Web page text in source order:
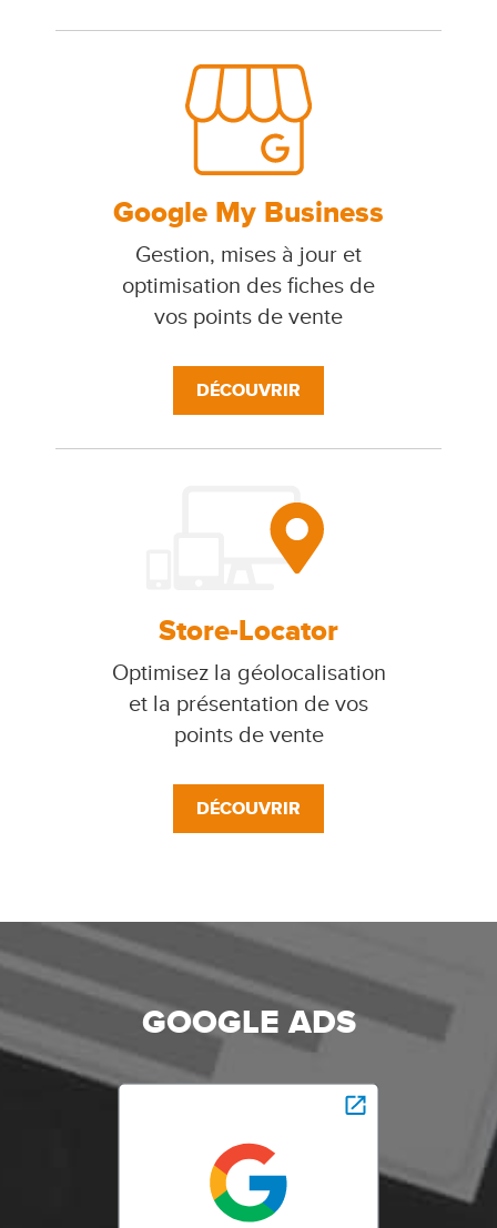
Google My Business
Gestion, mises à jour et
optimisation des fiches de
vos points de vente
DÉCOUVRIR
Store-Locator
Optimisez la géolocalisation
et la présentation de vos
points de vente
DÉCOUVRIR
GOOGLE ADS